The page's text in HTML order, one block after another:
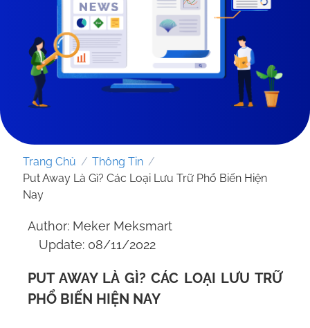
Trang Chủ / Thông Tin /
Put Away Là Gì? Các Loại Lưu Trữ Phổ Biến Hiện
Nay
Author: Meker Meksmart
Update: 08/11/2022
PUT AWAY LÀ GÌ? CÁC LOẠI LƯU TRỮ
PHỔ BIẾN HIỆN NAY
GỬI YÊU CẦU